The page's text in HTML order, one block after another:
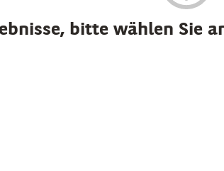
bitte wählen Sie